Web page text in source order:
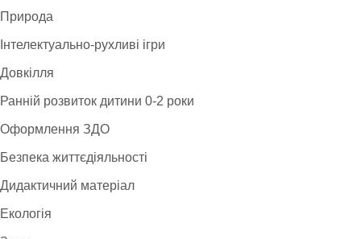
Природа
Інтелектуально-рухливі ігри
Довкілля
Ранній розвиток дитини 0-2 роки
Оформлення ЗДО
Безпека життєдіяльності
Дидактичний матеріал
Екологія